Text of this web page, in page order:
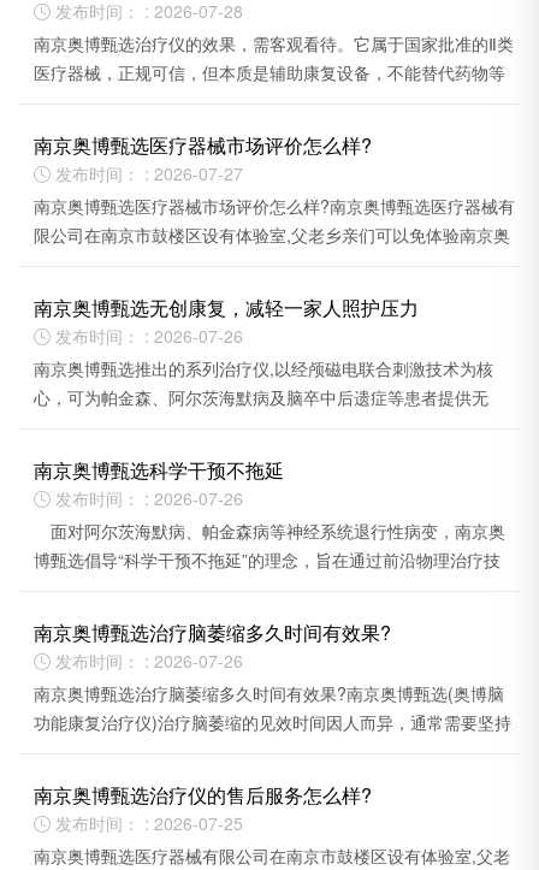
 发布时间： : 2026-07-28
南京奥博甄选治疗仪的效果，需客观看待。它属于国家批准的Ⅱ类
医疗器械，正规可信，但本质是辅助康复设备，不能替代药物等
南京奥博甄选医疗器械市场评价怎么样?
 发布时间： : 2026-07-27
南京奥博甄选医疗器械市场评价怎么样?南京奥博甄选医疗器械有
限公司在南京市鼓楼区设有体验室,父老乡亲们可以免体验南京奥
南京奥博甄选无创康复，减轻一家人照护压力
 发布时间： : 2026-07-26
南京奥博甄选推出的系列治疗仪,以经颅磁电联合刺激技术为核
心，可为帕金森、阿尔茨海默病及脑卒中后遗症等患者提供无
南京奥博甄选科学干预不拖延
 发布时间： : 2026-07-26
面对阿尔茨海默病、帕金森病等神经系统退行性病变，南京奥
博甄选倡导“科学干预不拖延”的理念，旨在通过前沿物理治疗技
南京奥博甄选治疗脑萎缩多久时间有效果?
 发布时间： : 2026-07-26
南京奥博甄选治疗脑萎缩多久时间有效果?南京奥博甄选(奥博脑
功能康复治疗仪)治疗脑萎缩的见效时间因人而异，通常需要坚持
南京奥博甄选治疗仪的售后服务怎么样?
 发布时间： : 2026-07-25
南京奥博甄选医疗器械有限公司在南京市鼓楼区设有体验室,父老